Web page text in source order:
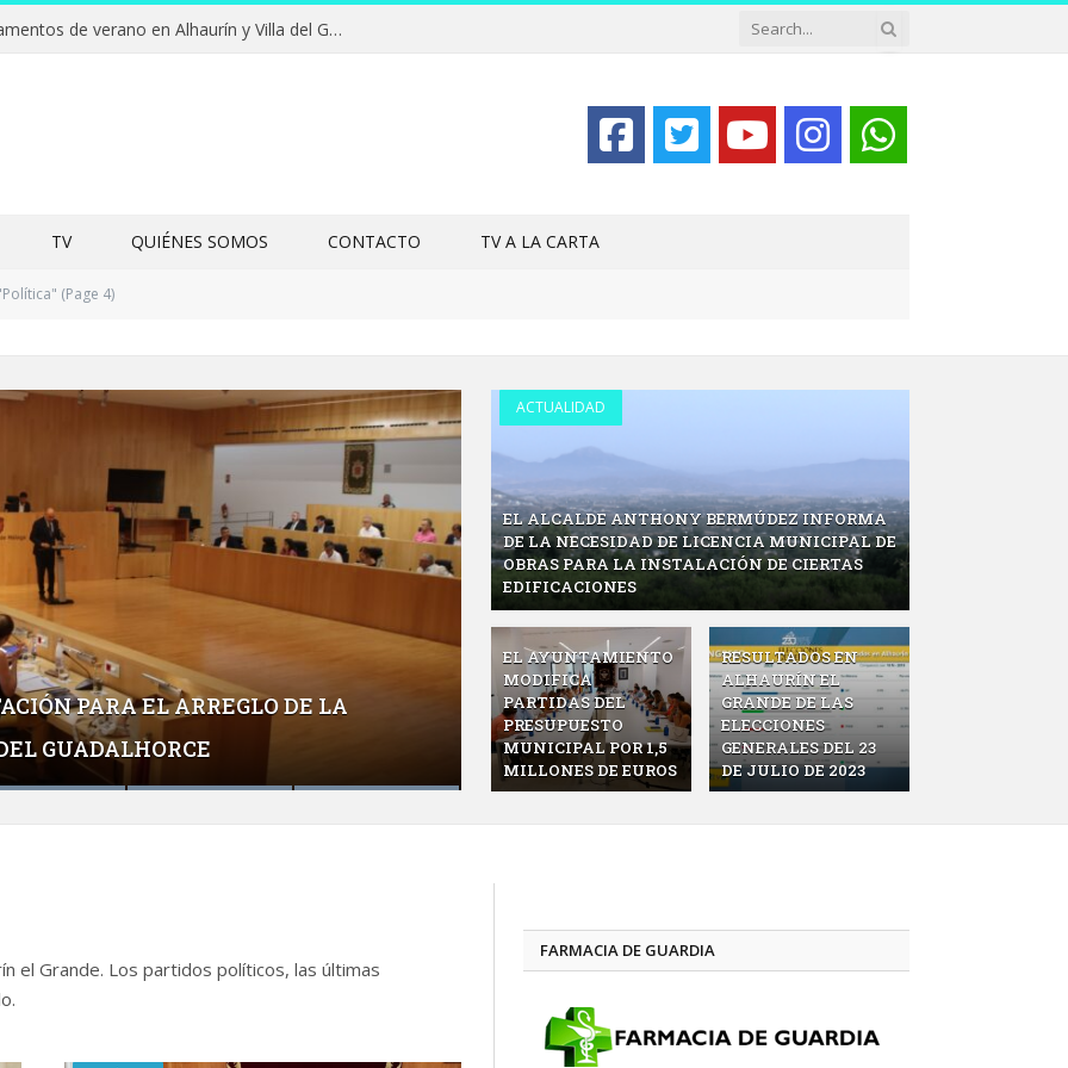
Clausuras de los campamentos de verano en Alhaurín y Villa del Guadalhorce 2026
TV QUIÉNES SOMOS CONTACTO TV A LA CARTA
(Page 4)
PARA EL ARREGLO DE LA
GUADALHORCE
DE GESTIÓN EN UNA
AL SISTEMA VIOGÉN DE
DE GESTIÓN DE SUS
DEL AYUNTAMIENTO
LA PRIMERA JUNTA DE GOBIERNO
ACTUALIDAD
EL ALCALDE ANTHONY BERMÚDEZ INFORMA
DE LA NECESIDAD DE LICENCIA MUNICIPAL DE
OBRAS PARA LA INSTALACIÓN DE CIERTAS
EDIFICACIONES
EL AYUNTAMIENTO
MODIFICA
PARTIDAS DEL
PRESUPUESTO
MUNICIPAL POR 1,5
MILLONES DE EUROS
RESULTADOS EN
ALHAURÍN EL
GRANDE DE LAS
ELECCIONES
GENERALES DEL 23
DE JULIO DE 2023
el Grande. Los partidos políticos, las últimas
FARMACIA DE GUARDIA